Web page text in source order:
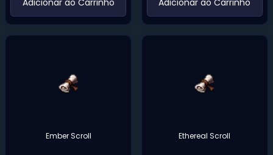
‌Adicionar ao Carrinho‌ ‌Adicionar ao Carrinho‌
Ember Scroll Ethereal Scroll